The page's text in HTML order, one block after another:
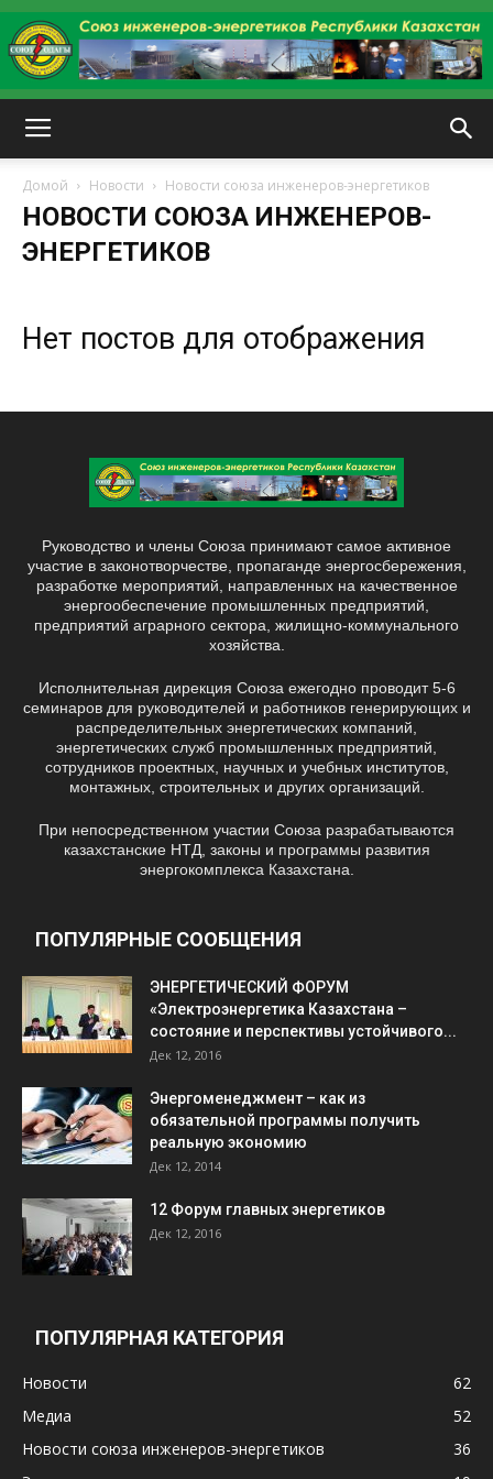
Домой Новости Новости союза инженеров-энергетиков
НОВОСТИ СОЮЗА ИНЖЕНЕРОВ-
ЭНЕРГЕТИКОВ
Нет постов для отображения
Руководство и члены Союза принимают самое активное
участие в законотворчестве, пропаганде энергосбережения,
разработке мероприятий, направленных на качественное
энергообеспечение промышленных предприятий,
предприятий аграрного сектора, жилищно-коммунального
хозяйства.
Исполнительная дирекция Союза ежегодно проводит 5-6
семинаров для руководителей и работников генерирующих и
распределительных энергетических компаний,
энергетических служб промышленных предприятий,
сотрудников проектных, научных и учебных институтов,
монтажных, строительных и других организаций.
При непосредственном участии Союза разрабатываются
казахстанские НТД, законы и программы развития
энергокомплекса Казахстана.
ПОПУЛЯРНЫЕ СООБЩЕНИЯ
ЭНЕРГЕТИЧЕСКИЙ ФОРУМ
«Электроэнергетика Казахстана –
состояние и перспективы устойчивого...
Дек 12, 2016
Энергоменеджмент – как из
обязательной программы получить
реальную экономию
Дек 12, 2014
12 Форум главных энергетиков
Дек 12, 2016
ПОПУЛЯРНАЯ КАТЕГОРИЯ
Новости
62
Медиа
52
Новости союза инженеров-энергетиков
36